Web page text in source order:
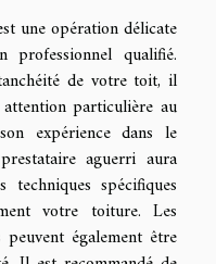
une opération délicate
professionnel qualifié.
de votre toit, il
particulière au
expérience dans le
aguerri aura
spécifiques
votre toiture. Les
également être